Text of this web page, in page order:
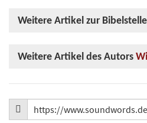
Weitere Artikel zur Bibelstelle
Weitere Artikel des Autors